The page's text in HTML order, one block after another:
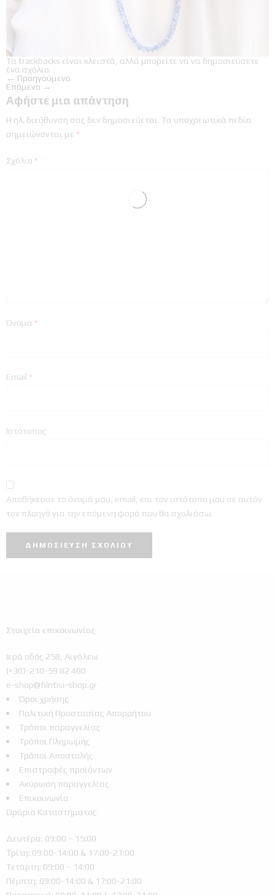
Τα trackbacks είναι κλειστά, αλλά μπορείτε να να δημοσιεύσετε
ένα σχόλιο.
← Προηγούμενο
Επόμενο →
Αφήστε μια απάντηση
Η ηλ. διεύθυνση σας δεν δημοσιεύεται. Τα υποχρεωτικά πεδία
σημειώνονται με *
Σχόλιο *
Όνομα *
Email *
Ιστότοπος
Αποθήκευσε το όνομά μου, email, και τον ιστότοπο μου σε αυτόν
τον πλοηγό για την επόμενη φορά που θα σχολιάσω.
Στοιχεία επικοινωνίας
Ιερά οδός 258, Αιγάλεω
(+30)-210-59 82 400
e-shop@filntisi-shop.gr
Όροι χρήσης
Πολιτική Προστασίας Απορρήτου
Τρόποι παραγγελίας
Τρόποι Πληρωμής
Τρόποι Αποστολής
Επιστροφές προϊόντων
Ακύρωση παραγγελίας
Επικοινωνία
Ωράριο Καταστήματος
Δευτέρα: 09:00 – 15:00
Τρίτη: 09:00-14:00 & 17:00-21:00
Τετάρτη: 09:00 – 14:00
Πέμπτη: 09:00-14:00 & 17:00-21:00